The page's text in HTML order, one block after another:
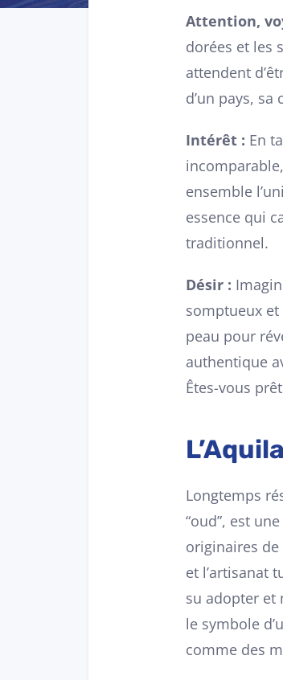
Attention,
dorées et les
attendent
d’un pays,
Intérêt : En
ensemble
essence qui
traditionnel.
Désir :
somptueux
peau pour
authentique
Êtes-vous
Longtemps
“oud”, est
originaires
et l’artisanat
su adopter et
le symbole
comme des